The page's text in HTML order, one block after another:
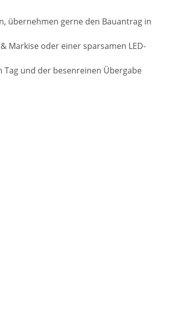
übernehmen gerne den Bauantrag in
Markise oder einer sparsamen LED-
und der besenreinen Übergabe